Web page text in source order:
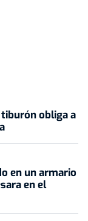
obliga a
en un armario
en el